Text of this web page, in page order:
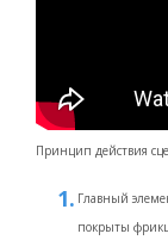
Принцип действия
Главный
покрыты